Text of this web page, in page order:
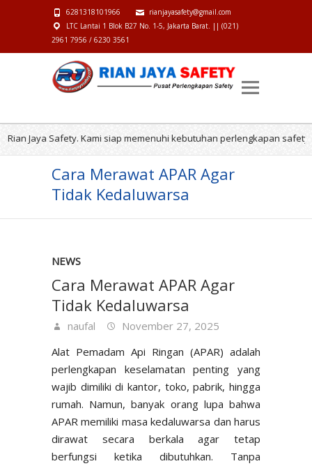
6281318101966
rianjayasafety@gmail.com
LTC Lantai 1 Blok B27 No. 1-5, Jakarta Barat. || (021)
2961 7956 / 6230 3561
Safety. Kami siap memenuhi kebutuhan perlengkapan safety anda.
Cara Merawat APAR Agar
Tidak Kedaluwarsa
NEWS
Cara Merawat APAR Agar
Tidak Kedaluwarsa
naufal
November 27, 2025
Alat Pemadam Api Ringan (APAR) adalah
perlengkapan keselamatan penting yang
wajib dimiliki di kantor, toko, pabrik, hingga
rumah. Namun, banyak orang lupa bahwa
APAR memiliki masa kedaluwarsa dan harus
dirawat secara berkala agar tetap
berfungsi ketika dibutuhkan. Tanpa